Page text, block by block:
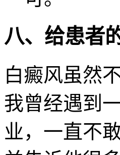
八、给患者
白癜风虽然
我曾经遇到
业，一直不